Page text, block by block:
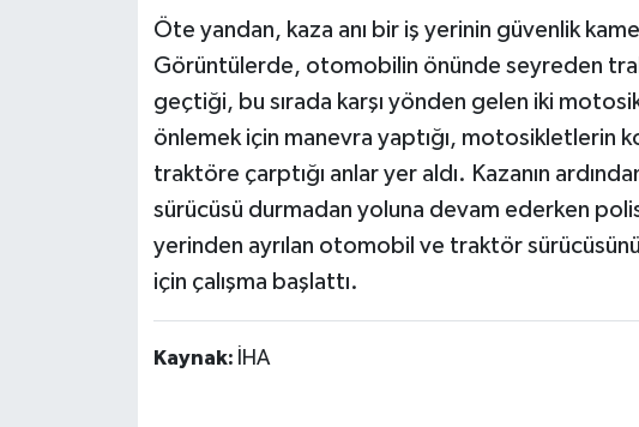
Öte yandan, kaza anı bir iş yerinin güvenlik
Görüntülerde, otomobilin önünde seyreden
geçtiği, bu sırada karşı yönden gelen iki
önlemek için manevra yaptığı, motosikletlerin
traktöre çarptığı anlar yer aldı. Kazanın
sürücüsü durmadan yoluna devam ederken
yerinden ayrılan otomobil ve traktör
için çalışma başlattı.
Kaynak: İHA